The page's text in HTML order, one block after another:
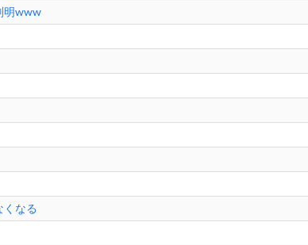
明www
なる